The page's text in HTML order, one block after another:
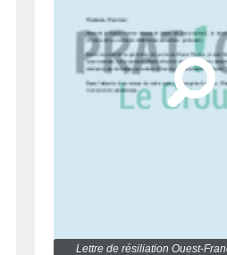
Lettre de résiliation Ouest-